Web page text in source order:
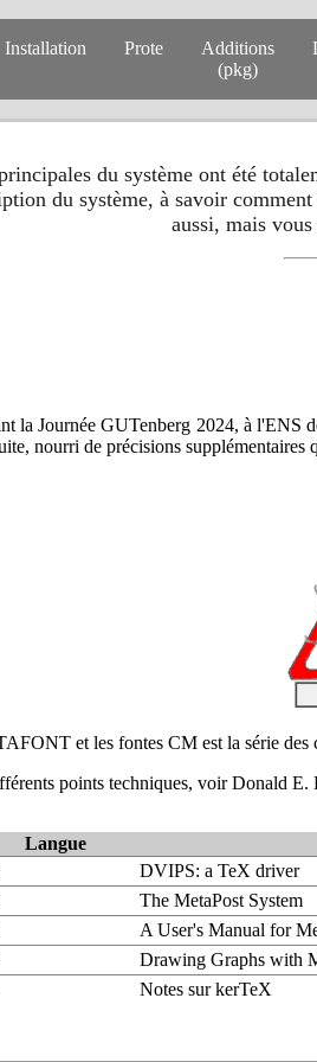
Installation Prote
Additions
(pkg)
du système ont été
du système, à savoir
aussi, mais
la Journée GUTenberg 2024, à
nourri de précisions
et les fontes CM est la série
points techniques, voir Donald E.
Langue
DVIPS: a TeX driver
The MetaPost System
A User's Manual for
Drawing Graphs with
Notes sur kerTeX